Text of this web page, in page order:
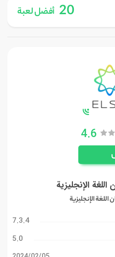
20 أفضل لعبة
4.6
اللغة الإنجليزية
اللغة الإنجليزية
7.3.4
5.0